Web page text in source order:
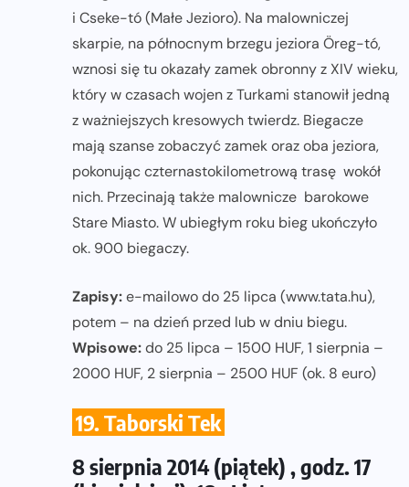
i Cseke-tó (Małe Jezioro). Na malowniczej
skarpie, na północnym brzegu jeziora Öreg-tó,
wznosi się tu okazały zamek obronny z XIV wieku,
który w czasach wojen z Turkami stanowił jedną
z ważniejszych kresowych twierdz. Biegacze
mają szanse zobaczyć zamek oraz oba jeziora,
pokonując czternastokilometrową trasę wokół
nich. Przecinają także malownicze barokowe
Stare Miasto. W ubiegłym roku bieg ukończyło
ok. 900 biegaczy.
Zapisy:e-mailowo do 25 lipca (www.tata.hu),
potem – na dzień przed lub w dniu biegu.
Wpisowe:do 25 lipca – 1500 HUF, 1 sierpnia –
2000 HUF, 2 sierpnia – 2500 HUF (ok. 8 euro)
19. Taborski Tek
8 sierpnia 2014 (piątek) , godz. 17